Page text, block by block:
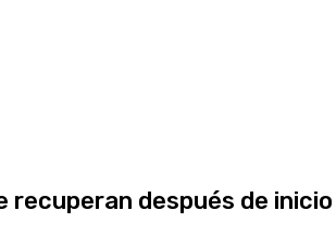
recuperan después de